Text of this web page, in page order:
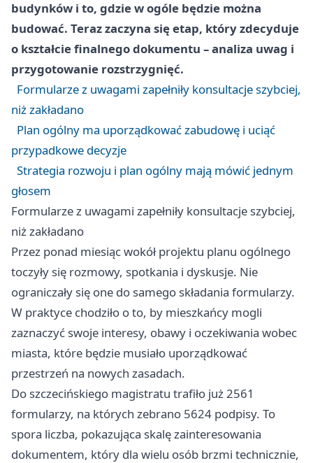
budynków i to, gdzie w ogóle będzie można
budować. Teraz zaczyna się etap, który zdecyduje
o kształcie finalnego dokumentu – analiza uwag i
przygotowanie rozstrzygnięć.
Formularze z uwagami zapełniły konsultacje szybciej,
niż zakładano
Plan ogólny ma uporządkować zabudowę i uciąć
przypadkowe decyzje
Strategia rozwoju i plan ogólny mają mówić jednym
głosem
Formularze z uwagami zapełniły konsultacje szybciej,
niż zakładano
Przez ponad miesiąc wokół projektu planu ogólnego
toczyły się rozmowy, spotkania i dyskusje. Nie
ograniczały się one do samego składania formularzy.
W praktyce chodziło o to, by mieszkańcy mogli
zaznaczyć swoje interesy, obawy i oczekiwania wobec
miasta, które będzie musiało uporządkować
przestrzeń na nowych zasadach.
Do szczecińskiego magistratu trafiło już 2561
formularzy, na których zebrano 5624 podpisy. To
spora liczba, pokazująca skalę zainteresowania
dokumentem, który dla wielu osób brzmi technicznie,